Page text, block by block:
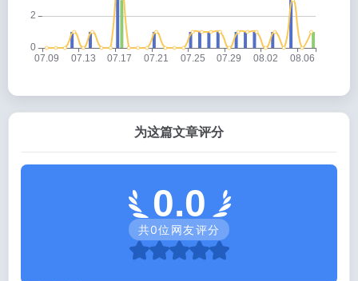
为这篇文章评分
0.0
共0位网友评分